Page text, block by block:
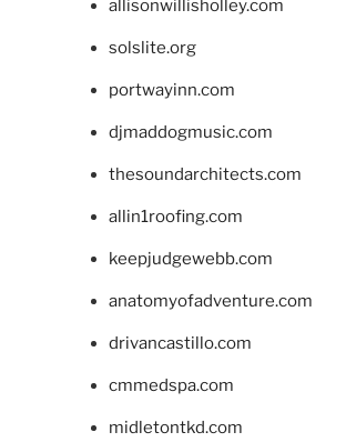
allisonwillisholley.com
solslite.org
portwayinn.com
djmaddogmusic.com
thesoundarchitects.com
allin1roofing.com
keepjudgewebb.com
anatomyofadventure.com
drivancastillo.com
cmmedspa.com
midletontkd.com